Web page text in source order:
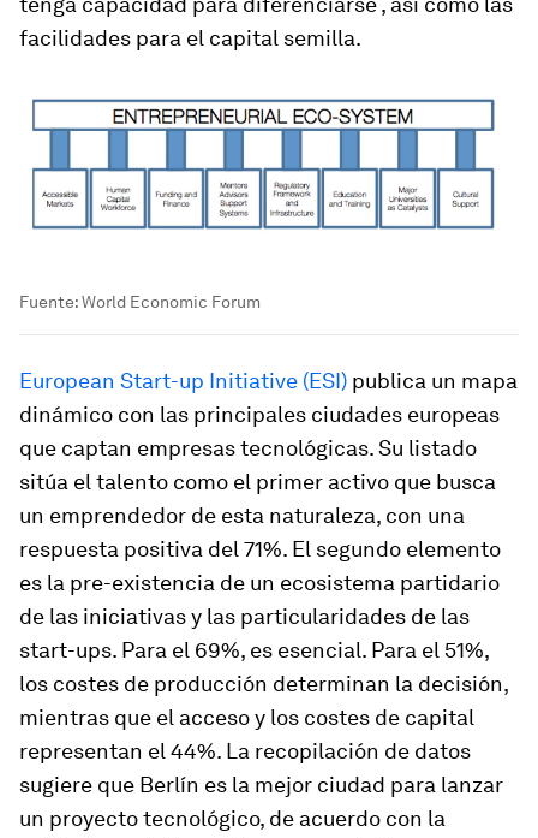
facilidades para el capital semilla.
Fuente: World Economic Forum
European Start-up Initiative (ESI) publica un mapa
dinámico con las principales ciudades europeas
que captan empresas tecnológicas. Su listado
sitúa el talento como el primer activo que busca
un emprendedor de esta naturaleza, con una
respuesta positiva del 71%. El segundo elemento
es la pre-existencia de un ecosistema partidario
de las iniciativas y las particularidades de las
start-ups. Para el 69%, es esencial. Para el 51%,
los costes de producción determinan la decisión,
mientras que el acceso y los costes de capital
representan el 44%. La recopilación de datos
sugiere que Berlín es la mejor ciudad para lanzar
un proyecto tecnológico, de acuerdo con la